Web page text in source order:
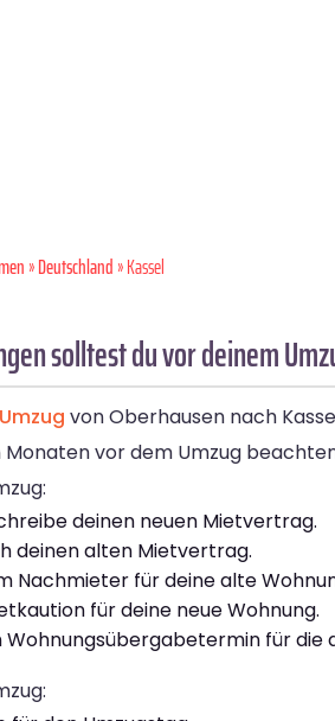
»Deutschland» Kassel
solltest du vor deinem
Umzug von Oberhausen nach
Monaten vor dem Umzug
deinen neuen Mietvertrag.
deinen alten Mietvertrag.
Nachmieter für deine alte
für deine neue Wohnung.
für die